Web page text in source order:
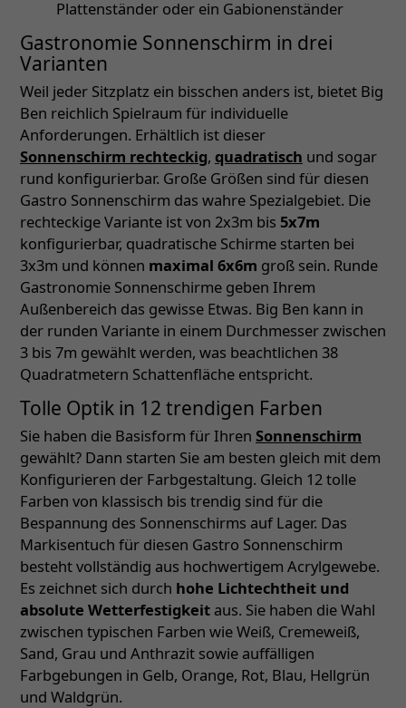
Plattenständer oder ein Gabionenständer
Gastronomie Sonnenschirm in drei
Varianten
Weil jeder Sitzplatz ein bisschen anders ist, bietet Big
Ben reichlich Spielraum für individuelle
Anforderungen. Erhältlich ist dieser
Sonnenschirm rechteckig, quadratisch und sogar
rund konfigurierbar. Große Größen sind für diesen
Gastro Sonnenschirm das wahre Spezialgebiet. Die
rechteckige Variante ist von 2x3m bis 5x7m
konfigurierbar, quadratische Schirme starten bei
3x3m und können maximal 6x6m groß sein. Runde
Gastronomie Sonnenschirme geben Ihrem
Außenbereich das gewisse Etwas. Big Ben kann in
der runden Variante in einem Durchmesser zwischen
3 bis 7m gewählt werden, was beachtlichen 38
Quadratmetern Schattenfläche entspricht.
Tolle Optik in 12 trendigen Farben
Sie haben die Basisform für Ihren Sonnenschirm
gewählt? Dann starten Sie am besten gleich mit dem
Konfigurieren der Farbgestaltung. Gleich 12 tolle
Farben von klassisch bis trendig sind für die
Bespannung des Sonnenschirms auf Lager. Das
Markisentuch für diesen Gastro Sonnenschirm
besteht vollständig aus hochwertigem Acrylgewebe.
Es zeichnet sich durch hohe Lichtechtheit und
absolute Wetterfestigkeit aus. Sie haben die Wahl
zwischen typischen Farben wie Weiß, Cremeweiß,
Sand, Grau und Anthrazit sowie auffälligen
Farbgebungen in Gelb, Orange, Rot, Blau, Hellgrün
und Waldgrün.